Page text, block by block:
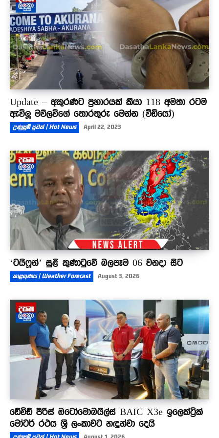
Update – අකුරණට ප්‍රහාරයක් කියා 118 අමතා රටම
ඇවිලූ මව්ලවිගේ තොරතුරු මෙන්න (වීඩියෝ)
උණුසුම් පුවත් | Hot News April 22, 2023
‘ටයිෆූන්’ සුළි කුණාටුවේ බලපෑම 06 වනදා සිට
කාළගුණය | Weather Forecast August 3, 2026
ඩේවිඩ් පීරිස් ඔටෝමොබයිල්ස් BAIC X3e ඉලෙක්ට්‍රික්
මෝටර් රථය ශ්‍රී ලංකාවට හඳුන්වා දෙයි